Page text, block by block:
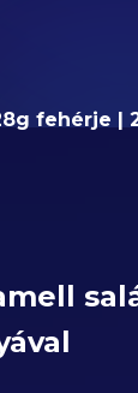
fehérje |